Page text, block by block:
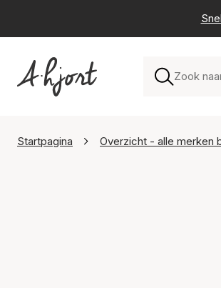
Startpagina Overzicht - alle merken